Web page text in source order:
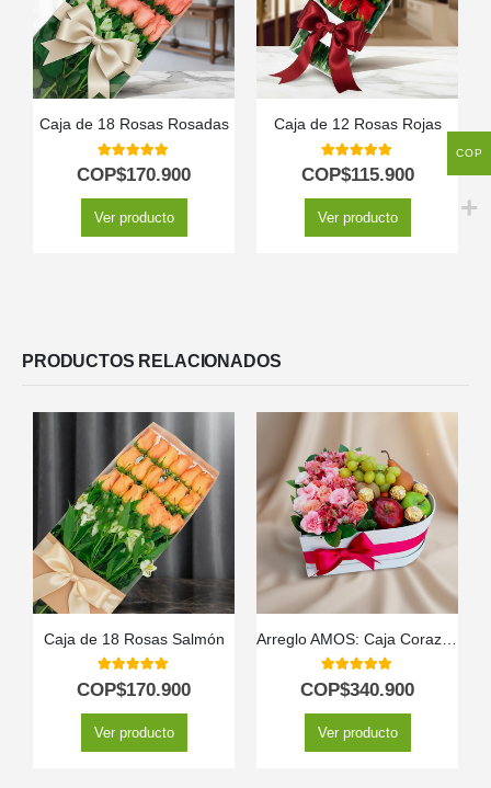
Caja de 18 Rosas Rosadas
5.00out of 5
COP$170.900
Ver producto
Caja de 12 Rosas Rojas
5.00out of 5
COP$115.900
Ver producto
PRODUCTOS RELACIONADOS
Caja de 18 Rosas Salmón
5.00out of 5
COP$170.900
Ver producto
5.00out of 5
COP$340.900
Ver producto
COP